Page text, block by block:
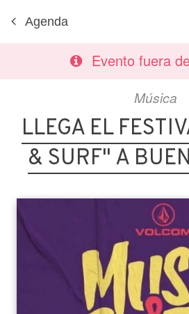
Agenda
Evento fuera
Música
LLEGA EL
& SURF" A